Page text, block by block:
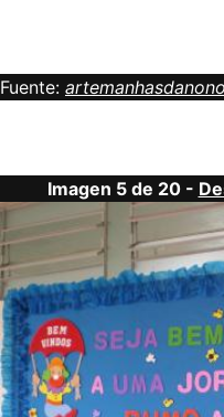
Fuente: artemanhasdanono
Imagen 5 de 20 -